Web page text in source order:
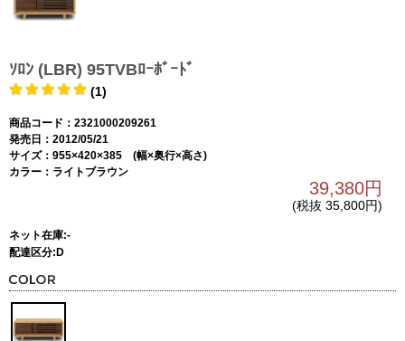
ｿﾛﾝ (LBR) 95TVBﾛｰﾎﾞｰﾄﾞ
(1)
商品コード：2321000209261
発売日：2012/05/21
サイズ：955×420×385 (幅×奥行×高さ)
カラー：ライトブラウン
39,380円
(税抜 35,800円)
ネット在庫:-
配達区分:D